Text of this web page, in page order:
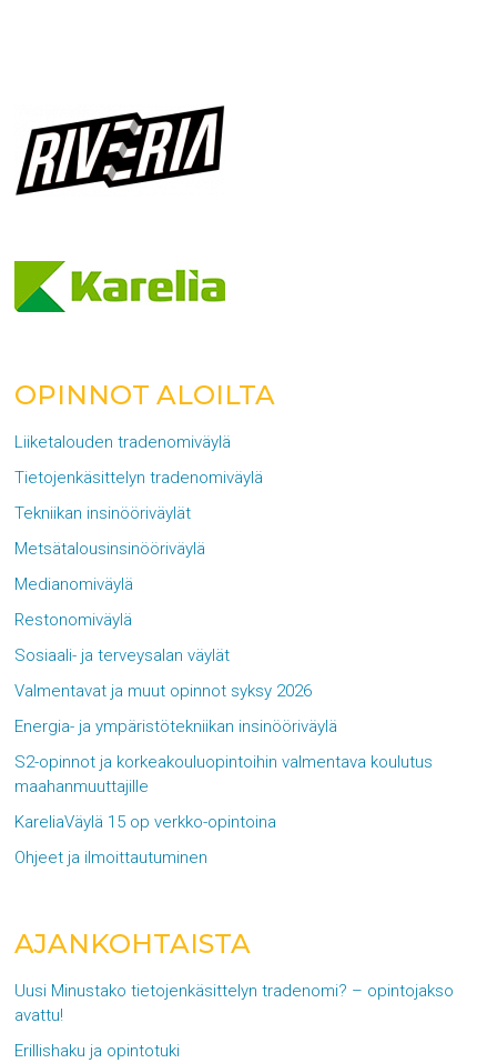
OPINNOT ALOILTA
Liiketalouden tradenomiväylä
Tietojenkäsittelyn tradenomiväylä
Tekniikan insinööriväylät
Metsätalousinsinööriväylä
Medianomiväylä
Restonomiväylä
Sosiaali- ja terveysalan väylät
Valmentavat ja muut opinnot syksy 2026
Energia- ja ympäristötekniikan insinööriväylä
S2-opinnot ja korkeakouluopintoihin valmentava koulutus
maahanmuuttajille
KareliaVäylä 15 op verkko-opintoina
Ohjeet ja ilmoittautuminen
AJANKOHTAISTA
Uusi Minustako tietojenkäsittelyn tradenomi? – opintojakso
avattu!
Erillishaku ja opintotuki